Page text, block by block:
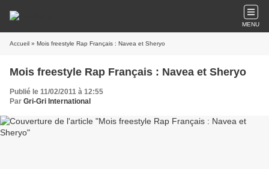
MENU
Accueil » Mois freestyle Rap Français : Navea et Sheryo
Mois freestyle Rap Français : Navea et Sheryo
Publié le 11/02/2011 à 12:55
Par Gri-Gri International